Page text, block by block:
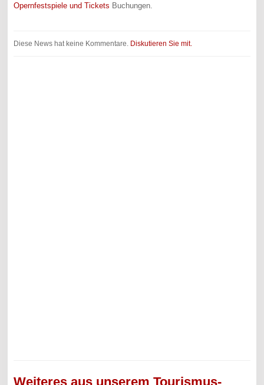
Opernfestspiele und Tickets Buchungen.
Diese News hat keine Kommentare. Diskutieren Sie mit.
Weiteres aus unserem Tourismus-